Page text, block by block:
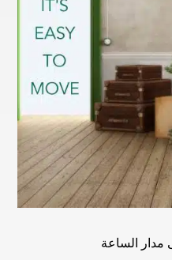
مدار الساعة